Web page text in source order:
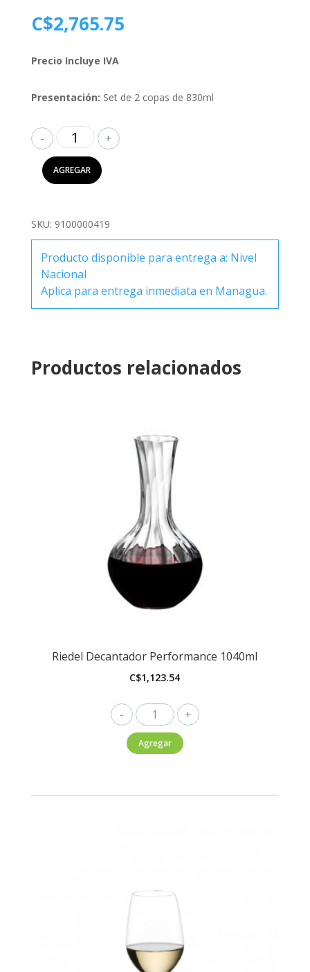
C$2,765.75
Precio Incluye IVA
Presentación: Set de 2 copas de 830ml
Riedel
Set
2
Copas
Noir
cantidad
AGREGAR
SKU: 9100000419
Producto disponible para entrega a: Nivel
Nacional
Aplica para entrega inmediata en Managua.
Productos relacionados
Riedel Decantador Performance 1040ml
C$1,123.54
Riedel
Decantador
Performance
Agregar